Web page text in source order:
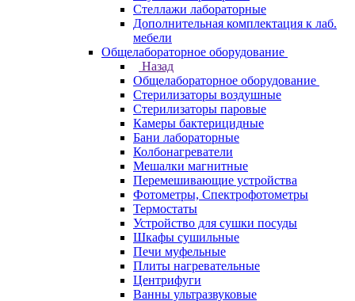
Стеллажи лабораторные
Дополнительная комплектация к лаб.
мебели
Общелабораторное оборудование
Назад
Общелабораторное оборудование
Стерилизаторы воздушные
Стерилизаторы паровые
Камеры бактерицидные
Бани лабораторные
Колбонагреватели
Мешалки магнитные
Перемешивающие устройства
Фотометры, Спектрофотометры
Термостаты
Устройство для сушки посуды
Шкафы сушильные
Печи муфельные
Плиты нагревательные
Центрифуги
Ванны ультразвуковые